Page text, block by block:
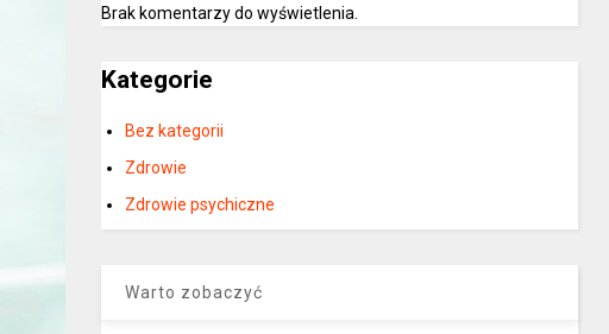
Brak komentarzy do wyświetlenia.
Kategorie
Bez kategorii
Zdrowie
Zdrowie psychiczne
Warto zobaczyć